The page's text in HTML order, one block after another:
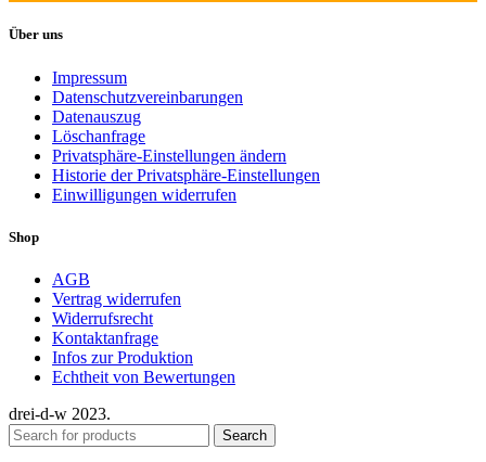
Über uns
Impressum
Datenschutzvereinbarungen
Datenauszug
Löschanfrage
Privatsphäre-Einstellungen ändern
Historie der Privatsphäre-Einstellungen
Einwilligungen widerrufen
Shop
AGB
Vertrag widerrufen
Widerrufsrecht
Kontaktanfrage
Infos zur Produktion
Echtheit von Bewertungen
drei-d-w 2023.
Search